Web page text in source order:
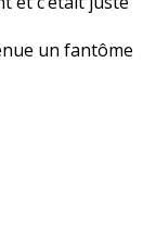
un fantôme